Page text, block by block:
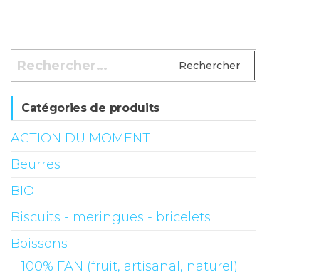
Rechercher :
Catégories de produits
ACTION DU MOMENT
Beurres
BIO
Biscuits - meringues - bricelets
Boissons
100% FAN (fruit, artisanal, naturel)